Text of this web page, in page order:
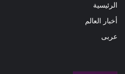
الرئيسية
أخبار العالم
عربى